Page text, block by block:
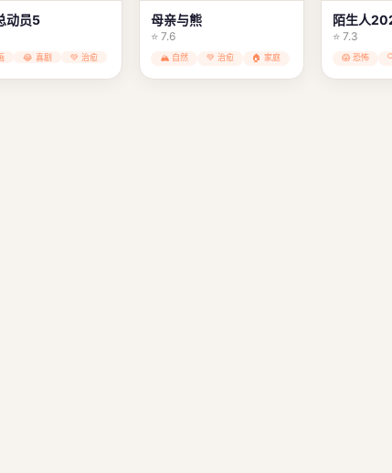
动员5
😂 喜剧 💚 治愈
母亲与熊
⭐ 7.6
🏔️ 自然 💚 治愈 🏠 家庭
陌生人
⭐ 7.3
😱 恐怖